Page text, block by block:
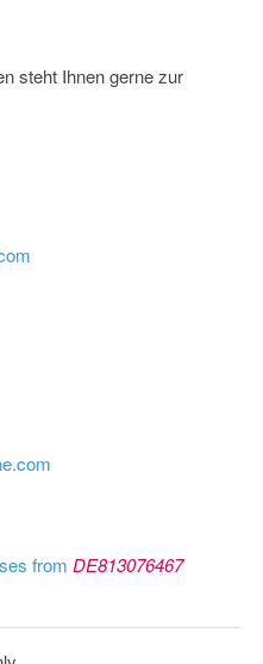
steht Ihnen gerne zur
from DE813076467